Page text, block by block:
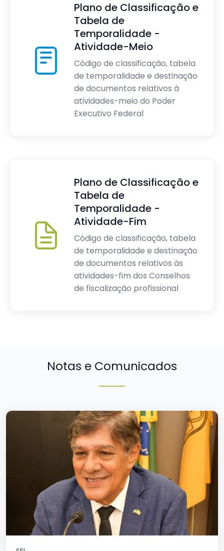
Plano de Classificação e
Tabela de
Temporalidade -
Atividade-Meio
Código de classificação, tabela
de temporalidade e destinação
de documentos relativos à
atividades-meio do Poder
Executivo Federal
Plano de Classificação e
Tabela de
Temporalidade -
Atividade-Fim
Código de classificação, tabela
de temporalidade e destinação
de documentos relativos às
atividades-fim dos Conselhos
de fiscalização profissional
Notas e Comunicados